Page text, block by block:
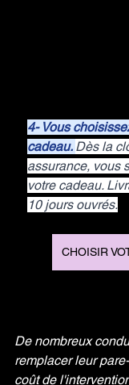
4- Vous
cadeau. Dès la
assurance, vous
votre cadeau.
10 jours ouvrés.
CHOISIR
De nombreux
remplacer leur
coût de